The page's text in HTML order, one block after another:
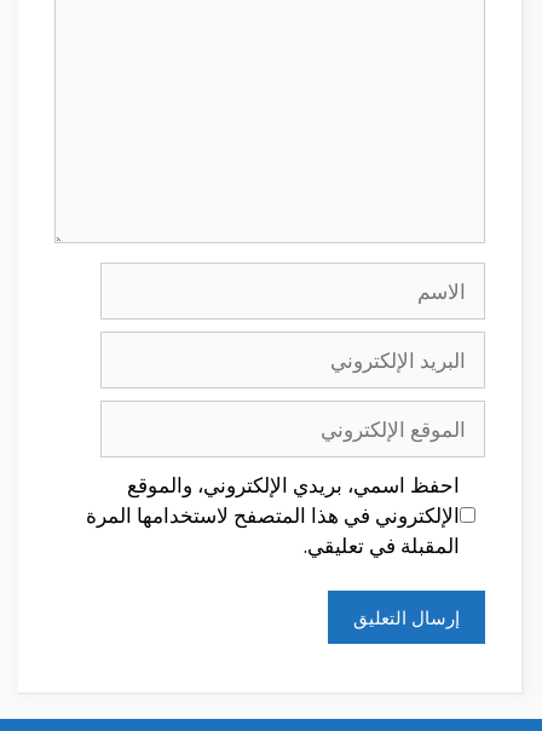
الإلكتروني
الإلكتروني
احفظ اسمي، بريدي الإلكتروني، والموقع
الإلكتروني في هذا المتصفح لاستخدامها المرة
المقبلة في تعليقي.